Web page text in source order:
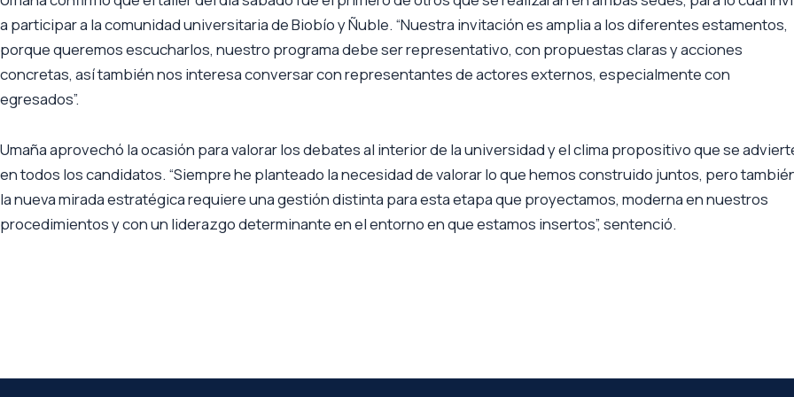
a participar a la comunidad universitaria de Biobío y Ñuble. “Nuestra invitación es amplia a los diferentes estamentos,
porque queremos escucharlos, nuestro programa debe ser representativo, con propuestas claras y acciones
concretas, así también nos interesa conversar con representantes de actores externos, especialmente con
egresados”.
Umaña aprovechó la ocasión para valorar los debates al interior de la universidad y el clima propositivo que se
en todos los candidatos. “Siempre he planteado la necesidad de valorar lo que hemos construido juntos, pero
la nueva mirada estratégica requiere una gestión distinta para esta etapa que proyectamos, moderna en nuestros
procedimientos y con un liderazgo determinante en el entorno en que estamos insertos”, sentenció.